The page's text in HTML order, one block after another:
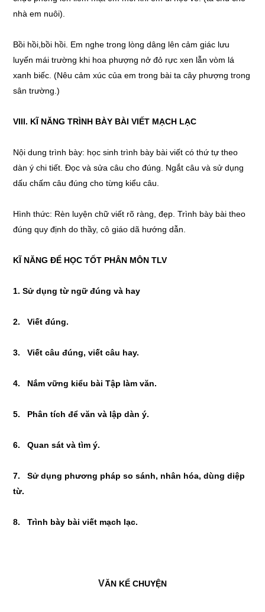
nhà em nuôi).
Bồi hồi,bồi hồi. Em nghe trong lòng dâng lên cảm giác lưu
luyến mái trường khi hoa phượng nở đỏ rực xen lẫn vòm lá
xanh biếc. (Nêu cảm xúc của em trong bài ta cây phượng trong
sân trường.)
VIII. KĨ NĂNG TRÌNH BÀY BÀI VIẾT MẠCH LẠC
Nội dung trình bày: học sinh trình bày bài viết có thứ tự theo
dàn ý chi tiết. Đọc và sửa câu cho đúng. Ngắt câu và sử dụng
dấu chấm câu đúng cho từng kiểu câu.
Hình thức: Rèn luyện chữ viết rõ ràng, đẹp. Trình bày bài theo
đúng quy định do thầy, cô giáo dã hướng dẫn.
KĨ NĂNG ĐỂ HỌC TỐT PHÂN MÔN TLV
1. Sử dụng từ ngữ đúng và hay
2. Viết đúng.
3. Viết câu đúng, viết câu hay.
4. Nắm vững kiểu bài Tập làm văn.
5. Phân tích để văn và lập dàn ý.
6. Quan sát và tìm ý.
7. Sử dụng phương pháp so sánh, nhân hóa, dùng diệp
từ.
8. Trình bày bài viết mạch lạc.
VĂN KỂ CHUYỆN